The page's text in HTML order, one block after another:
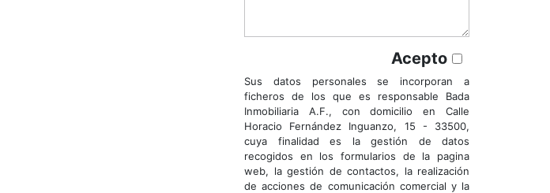
Acepto
Sus datos personales se incorporan a
ficheros de los que es responsable Bada
Inmobiliaria A.F., con domicilio en Calle
Horacio Fernández Inguanzo, 15 - 33500,
cuya finalidad es la gestión de datos
recogidos en los formularios de la pagina
web, la gestión de contactos, la realización
de acciones de comunicación comercial y la